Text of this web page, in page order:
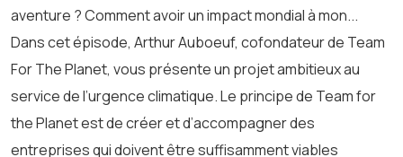
aventure ? Comment avoir un impact mondial à mon...
Dans cet épisode, Arthur Auboeuf, cofondateur de Team
For The Planet, vous présente un projet ambitieux au
service de l’urgence climatique. Le principe de Team for
the Planet est de créer et d’accompagner des
entreprises qui doivent être suffisamment viables